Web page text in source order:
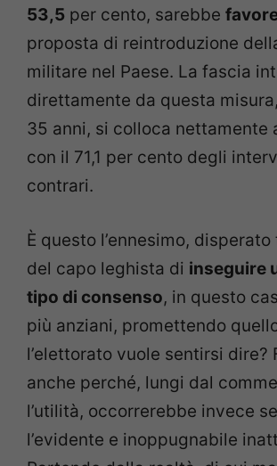
53,5 per cento, sarebbe
proposta di reintroduzione
militare nel Paese. La fascia
direttamente da questa
35 anni, si colloca nettamente
con il 71,1 per cento degli
contrari.
È questo l’ennesimo,
del capo leghista di inseguire
tipo di consenso, in questo
più anziani, promettendo
l’elettorato vuole sentirsi dire?
anche perché, lungi dal
l’utilità, occorrerebbe invece
l’evidente e inoppugnabile